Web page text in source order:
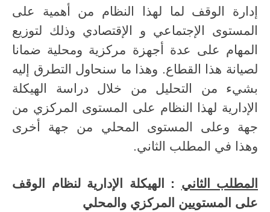
إدارة الوقف لما لهذا النظام من أهمية على
المستوى الإجتماعي و الإقتصادي وذلك لتوزيع
المهام على عدة أجهزة مركزية ومحلية ضمانا
لصيانة هذا القطاع. وهذا ما سنحاول التطرق إليه
بشيء من التحليل من خلال دراسة الهيكلة
الإدارية لهذا النظام على المستوى المركزي من
جهة وعلى المستوى المحلي من جهة أخرى
وهذا في المطلب الثاني.
المطلب الثاني : الهيكلة الإدارية لنظام الوقف
على المستويين المركزي والمحلي